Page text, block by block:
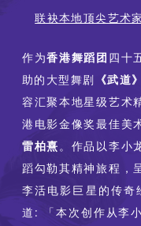
联袂本地顶尖艺术
作为香港舞蹈团 四十
助的大型舞剧 《武
容汇聚本地星级艺术
港电影金像奖最佳美
雷柏熹。作品以李小
蹈勾勒其精神旅程，
李活电影巨星的传
道: 「本次创作从李